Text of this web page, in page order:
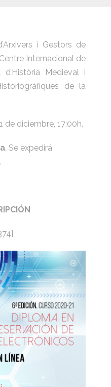
i Gestors de
Internacional de
Medieval i
de la
de diciembre, 17:00h.
. Se expedirá